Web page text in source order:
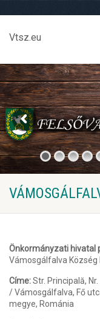
Vtsz.eu
Önkormányzati hivatal
Vámosgálfalva
Címe:Str. Principală,
/ Vámosgálfalva, Fő
megye, Románia